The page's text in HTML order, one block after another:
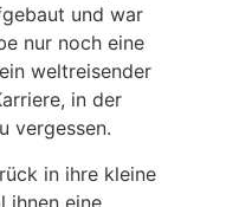
und war
nur noch eine
weltreisender
in der
vergessen.
in ihre kleine
ihnen eine